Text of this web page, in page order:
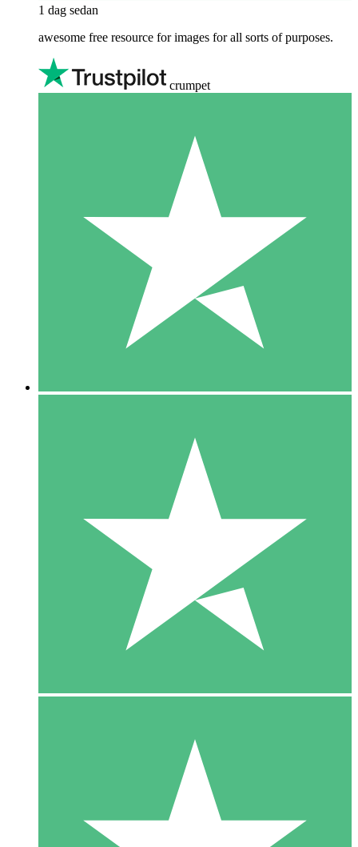
1 dag sedan
awesome free resource for images for all sorts of purposes.
crumpet